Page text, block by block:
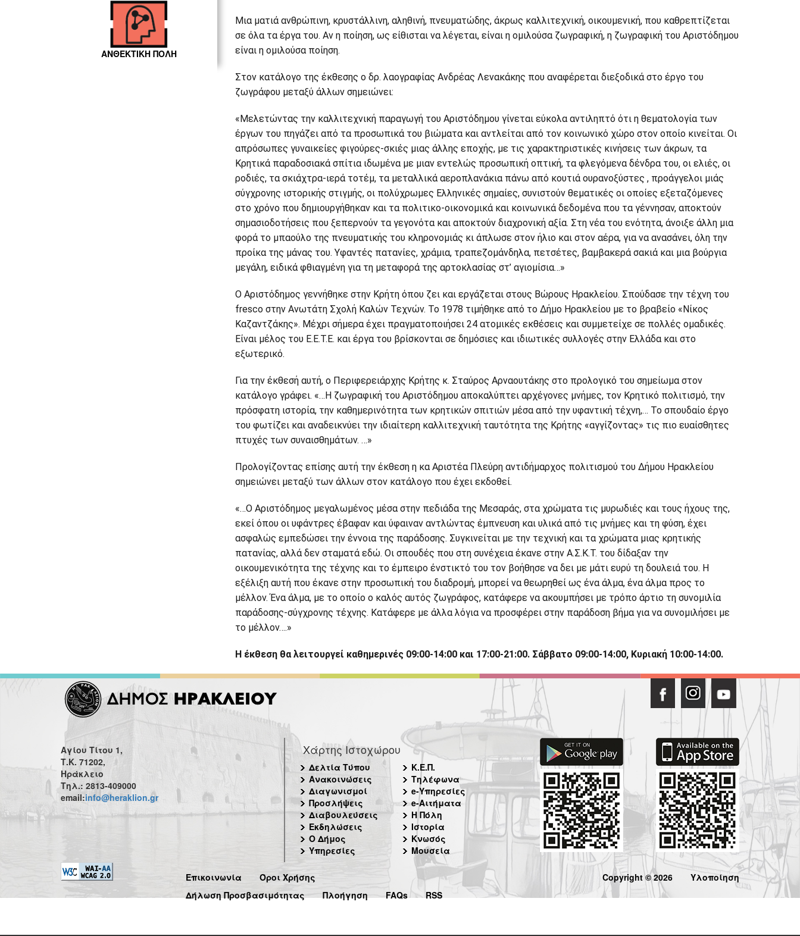
ΑΝΘΕΚΤΙΚΗ ΠΟΛΗ
αναφέρει:
Μια ματιά ανθρώπινη, κρυστάλλινη, αληθινή, πνευματώδης, άκρως καλλιτεχνική, οικουμενική, που καθρεπτίζεται
σε όλα τα έργα του. Αν η ποίηση, ως είθισται να λέγεται, είναι η ομιλούσα ζωγραφική, η ζωγραφική του Αριστόδημου
είναι η ομιλούσα ποίηση.
Στον κατάλογο της έκθεσης ο δρ. λαογραφίας Ανδρέας Λενακάκης που αναφέρεται διεξοδικά στο έργο του
ζωγράφου μεταξύ άλλων σημειώνει:
«Μελετώντας την καλλιτεχνική παραγωγή του Αριστόδημου γίνεται εύκολα αντιληπτό ότι η θεματολογία των
έργων του πηγάζει από τα προσωπικά του βιώματα και αντλείται από τον κοινωνικό χώρο στον οποίο κινείται. Οι
απρόσωπες γυναικείες φιγούρες-σκιές μιας άλλης εποχής, με τις χαρακτηριστικές κινήσεις των άκρων, τα
Κρητικά παραδοσιακά σπίτια ιδωμένα με μιαν εντελώς προσωπική οπτική, τα φλεγόμενα δένδρα του, οι ελιές, οι
ροδιές, τα σκιάχτρα-ιερά τοτέμ, τα μεταλλικά αεροπλανάκια πάνω από κουτιά ουρανοξύστες , προάγγελοι μιάς
σύγχρονης ιστορικής στιγμής, οι πολύχρωμες Ελληνικές σημαίες, συνιστούν θεματικές οι οποίες εξεταζόμενες
στο χρόνο που δημιουργήθηκαν και τα πολιτικο-οικονομικά και κοινωνικά δεδομένα που τα γέννησαν, αποκτούν
σημασιοδοτήσεις που ξεπερνούν τα γεγονότα και αποκτούν διαχρονική αξία. Στη νέα του ενότητα, άνοιξε άλλη μια
φορά το μπαούλο της πνευματικής του κληρονομιάς κι άπλωσε στον ήλιο και στον αέρα, για να ανασάνει, όλη την
προίκα της μάνας του. Υφαντές πατανίες, χράμια, τραπεζομάνδηλα, πετσέτες, βαμβακερά σακιά και μια βούργια
μεγάλη, ειδικά φθιαγμένη για τη μεταφορά της αρτοκλασίας στ’ αγιομίσια…»
Ο Αριστόδημος γεννήθηκε στην Κρήτη όπου ζει και εργάζεται στους Βώρους Ηρακλείου. Σπούδασε την τέχνη του
fresco στην Ανωτάτη Σχολή Καλών Τεχνών. Το 1978 τιμήθηκε από το Δήμο Ηρακλείου με το βραβείο «Νίκος
Καζαντζάκης». Μέχρι σήμερα έχει πραγματοποιήσει 24 ατομικές εκθέσεις και συμμετείχε σε πολλές ομαδικές.
Είναι μέλος του Ε.Ε.Τ.Ε. και έργα του βρίσκονται σε δημόσιες και ιδιωτικές συλλογές στην Ελλάδα και στο
εξωτερικό.
Για την έκθεσή αυτή, ο Περιφερειάρχης Κρήτης κ. Σταύρος Αρναουτάκης στο προλογικό του σημείωμα στον
κατάλογο γράφει. «…Η ζωγραφική του Αριστόδημου αποκαλύπτει αρχέγονες μνήμες, τον Κρητικό πολιτισμό, την
πρόσφατη ιστορία, την καθημερινότητα των κρητικών σπιτιών μέσα από την υφαντική τέχνη,… Το σπουδαίο έργο
του φωτίζει και αναδεικνύει την ιδιαίτερη καλλιτεχνική ταυτότητα της Κρήτης «αγγίζοντας» τις πιο ευαίσθητες
πτυχές των συναισθημάτων. …»
Προλογίζοντας επίσης αυτή την έκθεση η κα Αριστέα Πλεύρη αντιδήμαρχος πολιτισμού του Δήμου Ηρακλείου
σημειώνει μεταξύ των άλλων στον κατάλογο που έχει εκδοθεί.
«…Ο Αριστόδημος μεγαλωμένος μέσα στην πεδιάδα της Μεσαράς, στα χρώματα τις μυρωδιές και τους ήχους της,
εκεί όπου οι υφάντρες έβαφαν και ύφαιναν αντλώντας έμπνευση και υλικά από τις μνήμες και τη φύση, έχει
ασφαλώς εμπεδώσει την έννοια της παράδοσης. Συγκινείται με την τεχνική και τα χρώματα μιας κρητικής
πατανίας, αλλά δεν σταματά εδώ. Οι σπουδές που στη συνέχεια έκανε στην Α.Σ.Κ.Τ. του δίδαξαν την
οικουμενικότητα της τέχνης και το έμπειρο ένστικτό του τον βοήθησε να δει με μάτι ευρύ τη δουλειά του. Η
εξέλιξη αυτή που έκανε στην προσωπική του διαδρομή, μπορεί να θεωρηθεί ως ένα άλμα, ένα άλμα προς το
μέλλον. Ένα άλμα, με το οποίο ο καλός αυτός ζωγράφος, κατάφερε να ακουμπήσει με τρόπο άρτιο τη συνομιλία
παράδοσης-σύγχρονης τέχνης. Κατάφερε με άλλα λόγια να προσφέρει στην παράδοση βήμα για να συνομιλήσει με
το μέλλον….»
Η έκθεση θα λειτουργεί καθημερινές 09:00-14:00 και 17:00-21:00. Σάββατο 09:00-14:00, Κυριακή 10:00-14:00.
Αγίου Τίτου 1,
Τ.Κ. 71202,
Ηράκλειο
Τηλ.: 2813-409000
email:info@heraklion.gr
Χάρτης Ιστοχώρου
Δελτία Τύπου
Ανακοινώσεις
Διαγωνισμοί
Προσλήψεις
Διαβουλεύσεις
Εκδηλώσεις
Ο Δήμος
Υπηρεσίες
Κ.Ε.Π.
Τηλέφωνα
e-Υπηρεσίες
e-Αιτήματα
Η Πόλη
Ιστορία
Κνωσός
Μουσεία
Επικοινωνία
Όροι Χρήσης
Δήλωση Προσβασιμότητας
Πλοήγηση FAQs RSS
Copyright © 2026 Υλοποίηση